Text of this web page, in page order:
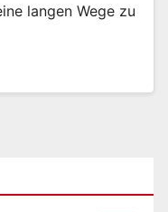
langen Wege zu